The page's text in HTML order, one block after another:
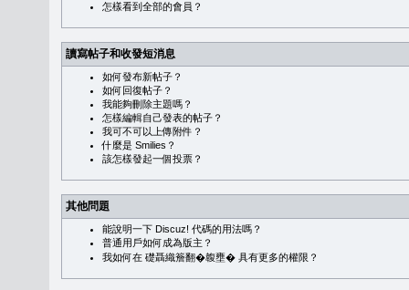
怎樣看到全部的會員？
讀寫帖子和收發短消息
如何發布新帖子？
如何回復帖子？
我能夠刪除主題嗎？
怎樣編輯自己發表的帖子？
我可不可以上傳附件？
什麼是 Smilies？
該怎樣發起一個投票？
其他問題
能說明一下 Discuz! 代碼的用法嗎？
普通用戶如何成為版主？
我如何在 礎聶織簷翻�䪖壅� 具有更多的權限？